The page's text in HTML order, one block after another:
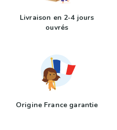
Livraison en 2-4 jours
ouvrés
Origine France garantie